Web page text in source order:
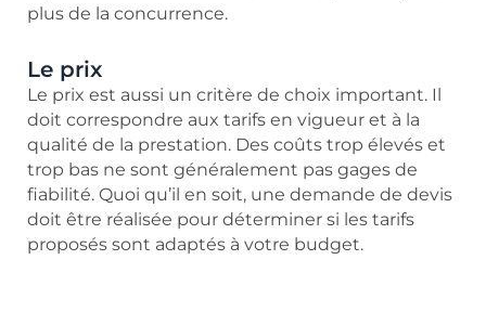
plus de la concurrence.
Le prix
Le prix est aussi un critère de choix important. Il
doit correspondre aux tarifs en vigueur et à la
qualité de la prestation. Des coûts trop élevés et
trop bas ne sont généralement pas gages de
fiabilité. Quoi qu’il en soit, une demande de devis
doit être réalisée pour déterminer si les tarifs
proposés sont adaptés à votre budget.